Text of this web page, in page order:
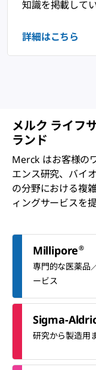
知識を掲載してい
詳細はこちら
メルク ライフ
ランド
Merck はお客様の
エンス研究、バイ
の分野における複
ィングサービスを
Millipore®
専門的な医薬品
ービス
Sigma-
研究から製造用